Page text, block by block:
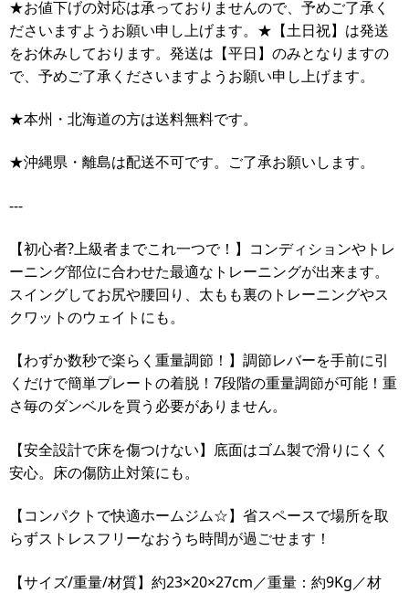
★お値下げの対応は承っておりませんので、予めご了承く
ださいますようお願い申し上げます。★【土日祝】は発送
をお休みしております。発送は【平日】のみとなりますの
で、予めご了承くださいますようお願い申し上げます。
★本州・北海道の方は送料無料です。
★沖縄県・離島は配送不可です。ご了承お願いします。
---
【初心者?上級者までこれ一つで！】コンディションやトレ
ーニング部位に合わせた最適なトレーニングが出来ます。
スイングしてお尻や腰回り、太もも裏のトレーニングやス
クワットのウェイトにも。
【わずか数秒で楽らく重量調節！】調節レバーを手前に引
くだけで簡単プレートの着脱！7段階の重量調節が可能！重
さ毎のダンベルを買う必要がありません。
【安全設計で床を傷つけない】底面はゴム製で滑りにくく
安心。床の傷防止対策にも。
【コンパクトで快適ホームジム☆】省スペースで場所を取
らずストレスフリーなおうち時間が過ごせます！
【サイズ/重量/材質】約23×20×27cm／重量：約9Kg／材